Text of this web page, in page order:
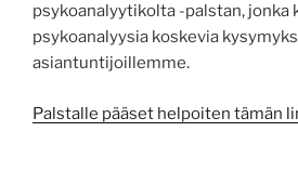
psykoanalyytikolta -palstan, jonka
psykoa­na­lyysia koskevia
asiantuntijoillemme.
Palstalle pääset helpoiten tämän